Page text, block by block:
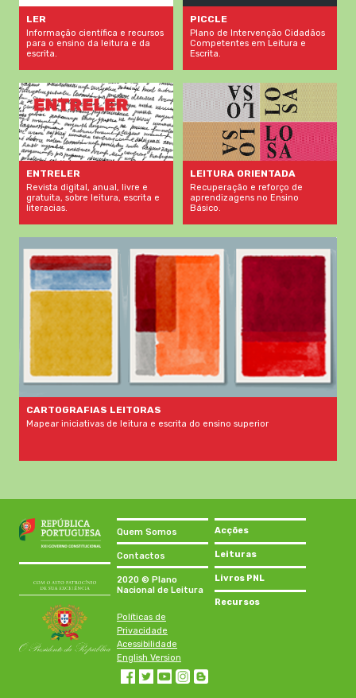
LER
Informação científica e recursos
para o ensino da leitura e da
escrita.
PICCLE
Plano de Intervenção Cidadãos
Competentes em Leitura e
Escrita.
ENTRELER
Revista digital, anual, livre e
gratuita, sobre leitura, escrita e
literacias.
LEITURA ORIENTADA
Recuperação e reforço de
aprendizagens no Ensino
Básico.
CARTOGRAFIAS LEITORAS
Mapear iniciativas de leitura e escrita do ensino superior
Quem Somos
Contactos
2020 © Plano
Nacional de Leitura
Políticas de
Privacidade
Acessibilidade
English Version
Acções
Leituras
Livros PNL
Recursos